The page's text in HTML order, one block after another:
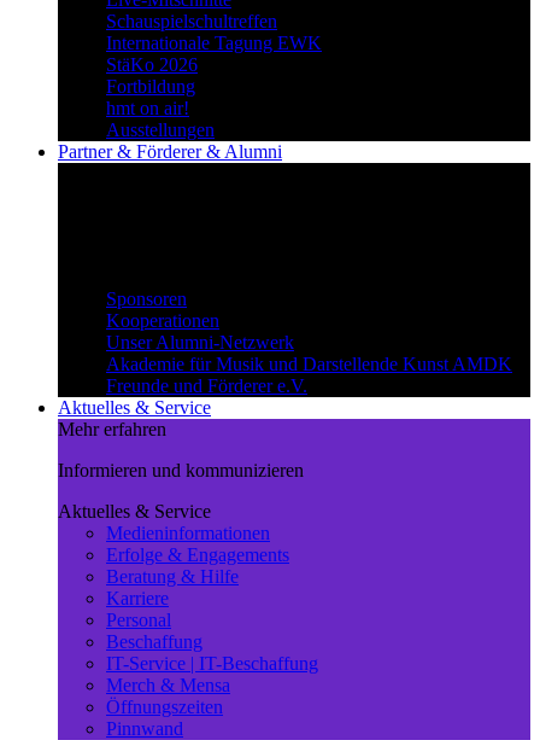
Schauspielschultreffen
Internationale Tagung EWK
StäKo 2026
Fortbildung
hmt on air!
Ausstellungen
Partner & Förderer & Alumni
Sponsoren
Kooperationen
Unser Alumni-Netzwerk
Akademie für Musik und Darstellende Kunst AMDK
Freunde und Förderer e.V.
Aktuelles & Service
Mehr erfahren
Informieren und kommunizieren
Aktuelles & Service
Medieninformationen
Erfolge & Engagements
Beratung & Hilfe
Karriere
Personal
Beschaffung
IT-Service | IT-Beschaffung
Merch & Mensa
Öffnungszeiten
Pinnwand